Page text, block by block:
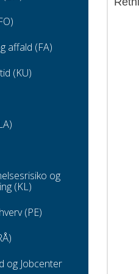
affald (FA)
(KU)
og
(KL)
(PE)
og Jobcenter